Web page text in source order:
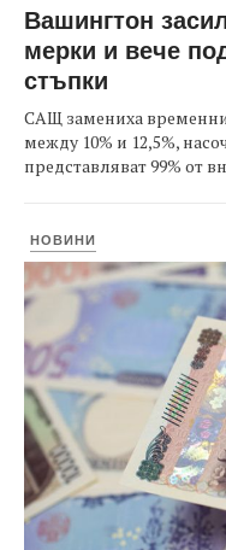
Вашингтон
мерки и вече
стъпки
САЩ замениха
между 10% и 12,5%,
представляват 99% от
НОВИНИ